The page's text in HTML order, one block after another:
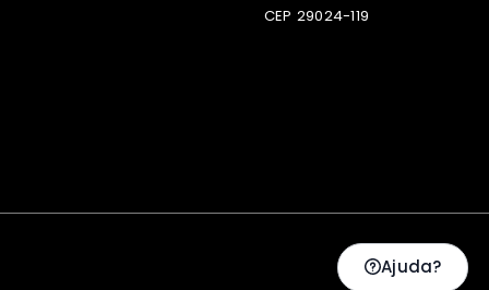
CEP 29024-119
Ajuda?